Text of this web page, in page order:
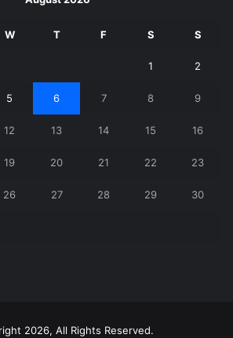
W T F S S
1 2
5 6 7 8 9
12 13 14 15 16
19 20 21 22 23
26 27 28 29 30
2026, All Rights Reserved.